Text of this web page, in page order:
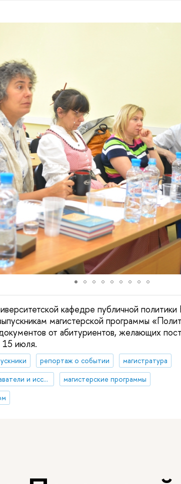
кафедре публичной
магистерской программы
от абитуриентов, желающих
15 июля.
репортаж о событии
магистратура
иностранные преподаватели и исследователи
магистерские программы